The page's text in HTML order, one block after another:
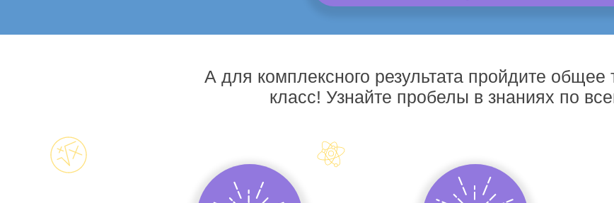
А для комплексного результата пройдите общее
класс! Узнайте пробелы в знаниях по